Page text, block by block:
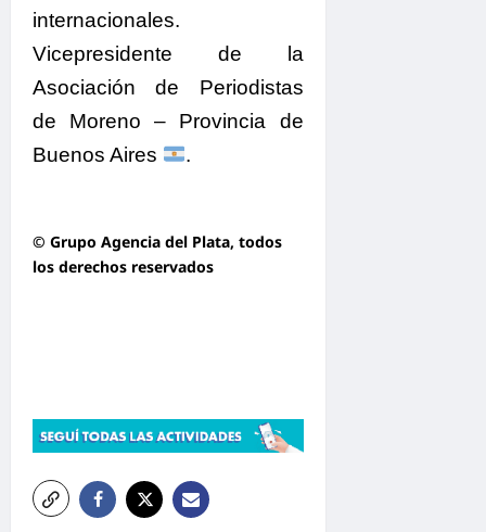
internacionales.
Vicepresidente de la
Asociación de Periodistas
de Moreno – Provincia de
Buenos Aires
.
© Grupo Agencia del Plata, todos
los derechos reservados